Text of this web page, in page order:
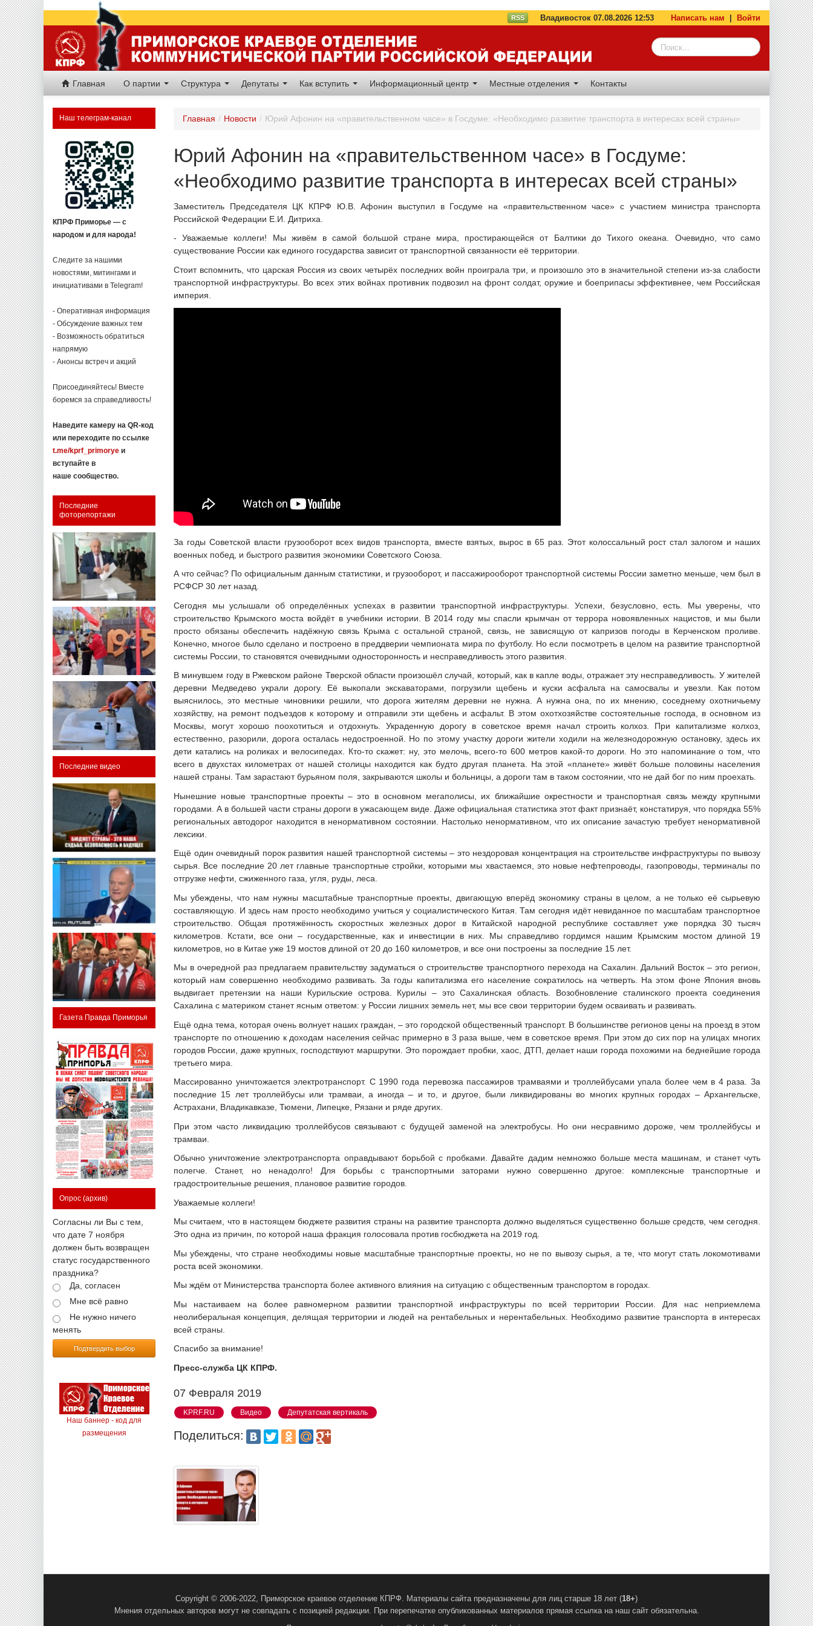
RSS Владивосток 07.08.2026 12:53 Написать нам Войти
Главная О партии Структура Депутаты Как вступить Информационный центр Местные отделения Контакты
Наш телеграм-канал
КПРФ Приморье — с
народом и для народа!
Следите за нашими
новостями, митингами и
инициативами в Telegram!
- Оперативная информация
- Обсуждение важных тем
- Возможность обратиться
напрямую
- Анонсы встреч и акций
Присоединяйтесь! Вместе
боремся за справедливость!
Наведите камеру на QR-код
или переходите по ссылке
t.me/kprf_primorye и
вступайте в
наше сообщество.
Последние
фоторепортажи
Последние видео
Газета Правда Приморья
Опрос (архив)
Согласны ли Вы с тем,
что дате 7 ноября
должен быть возвращен
статус государственного
праздника?
Да, согласен
Мне всё равно
Не нужно ничего
менять
Подтвердить выбор
Наш баннер - код для
размещения
Главная / Новости / Юрий Афонин на «правительственном часе» в Госдуме: «Необходимо развитие транспорта в интересах всей страны»
Юрий Афонин на «правительственном часе» в Госдуме:
«Необходимо развитие транспорта в интересах всей страны»
Заместитель Председателя ЦК КПРФ Ю.В. Афонин выступил в Госдуме на «правительственном часе» с участием министра транспорта
Российской Федерации Е.И. Дитриха.
- Уважаемые коллеги! Мы живём в самой большой стране мира, простирающейся от Балтики до Тихого океана. Очевидно, что само
существование России как единого государства зависит от транспортной связанности её территории.
Стоит вспомнить, что царская Россия из своих четырёх последних войн проиграла три, и произошло это в значительной степени из-за слабости
транспортной инфраструктуры. Во всех этих войнах противник подвозил на фронт солдат, оружие и боеприпасы эффективнее, чем Российская
империя.
За годы Советской власти грузооборот всех видов транспорта, вместе взятых, вырос в 65 раз. Этот колоссальный рост стал залогом и наших
военных побед, и быстрого развития экономики Советского Союза.
А что сейчас? По официальным данным статистики, и грузооборот, и пассажирооборот транспортной системы России заметно меньше, чем был в
РСФСР 30 лет назад.
Сегодня мы услышали об определённых успехах в развитии транспортной инфраструктуры. Успехи, безусловно, есть. Мы уверены, что
строительство Крымского моста войдёт в учебники истории. В 2014 году мы спасли крымчан от террора новоявленных нацистов, и мы были
просто обязаны обеспечить надёжную связь Крыма с остальной страной, связь, не зависящую от капризов погоды в Керченском проливе.
Конечно, многое было сделано и построено в преддверии чемпионата мира по футболу. Но если посмотреть в целом на развитие транспортной
системы России, то становятся очевидными односторонность и несправедливость этого развития.
В минувшем году в Ржевском районе Тверской области произошёл случай, который, как в капле воды, отражает эту несправедливость. У жителей
деревни Медведево украли дорогу. Её выкопали экскаваторами, погрузили щебень и куски асфальта на самосвалы и увезли. Как потом
выяснилось, это местные чиновники решили, что дорога жителям деревни не нужна. А нужна она, по их мнению, соседнему охотничьему
хозяйству, на ремонт подъездов к которому и отправили эти щебень и асфальт. В этом охотхозяйстве состоятельные господа, в основном из
Москвы, могут хорошо поохотиться и отдохнуть. Украденную дорогу в советское время начал строить колхоз. При капитализме колхоз,
естественно, разорили, дорога осталась недостроенной. Но по этому участку дороги жители ходили на железнодорожную остановку, здесь их
дети катались на роликах и велосипедах. Кто-то скажет: ну, это мелочь, всего-то 600 метров какой-то дороги. Но это напоминание о том, что
всего в двухстах километрах от нашей столицы находится как будто другая планета. На этой «планете» живёт больше половины населения
нашей страны. Там зарастают бурьяном поля, закрываются школы и больницы, а дороги там в таком состоянии, что не дай бог по ним проехать.
Нынешние новые транспортные проекты – это в основном мегаполисы, их ближайшие окрестности и транспортная связь между крупными
городами. А в большей части страны дороги в ужасающем виде. Даже официальная статистика этот факт признаёт, констатируя, что порядка 55%
региональных автодорог находится в ненормативном состоянии. Настолько ненормативном, что их описание зачастую требует ненормативной
лексики.
Ещё один очевидный порок развития нашей транспортной системы – это нездоровая концентрация на строительстве инфраструктуры по вывозу
сырья. Все последние 20 лет главные транспортные стройки, которыми мы хвастаемся, это новые нефтепроводы, газопроводы, терминалы по
отгрузке нефти, сжиженного газа, угля, руды, леса.
Мы убеждены, что нам нужны масштабные транспортные проекты, двигающую вперёд экономику страны в целом, а не только её сырьевую
составляющую. И здесь нам просто необходимо учиться у социалистического Китая. Там сегодня идёт невиданное по масштабам транспортное
строительство. Общая протяжённость скоростных железных дорог в Китайской народной республике составляет уже порядка 30 тысяч
километров. Кстати, все они – государственные, как и инвестиции в них. Мы справедливо гордимся нашим Крымским мостом длиной 19
километров, но в Китае уже 19 мостов длиной от 20 до 160 километров, и все они построены за последние 15 лет.
Мы в очередной раз предлагаем правительству задуматься о строительстве транспортного перехода на Сахалин. Дальний Восток – это регион,
который нам совершенно необходимо развивать. За годы капитализма его население сократилось на четверть. На этом фоне Япония вновь
выдвигает претензии на наши Курильские острова. Курилы – это Сахалинская область. Возобновление сталинского проекта соединения
Сахалина с материком станет ясным ответом: у России лишних земель нет, мы все свои территории будем осваивать и развивать.
Ещё одна тема, которая очень волнует наших граждан, – это городской общественный транспорт. В большинстве регионов цены на проезд в этом
транспорте по отношению к доходам населения сейчас примерно в 3 раза выше, чем в советское время. При этом до сих пор на улицах многих
городов России, даже крупных, господствуют маршрутки. Это порождает пробки, хаос, ДТП, делает наши города похожими на беднейшие города
третьего мира.
Массированно уничтожается электротранспорт. С 1990 года перевозка пассажиров трамваями и троллейбусами упала более чем в 4 раза. За
последние 15 лет троллейбусы или трамваи, а иногда – и то, и другое, были ликвидированы во многих крупных городах – Архангельске,
Астрахани, Владикавказе, Тюмени, Липецке, Рязани и ряде других.
При этом часто ликвидацию троллейбусов связывают с будущей заменой на электробусы. Но они несравнимо дороже, чем троллейбусы и
трамваи.
Обычно уничтожение электротранспорта оправдывают борьбой с пробками. Давайте дадим немножко больше места машинам, и станет чуть
полегче. Станет, но ненадолго! Для борьбы с транспортными заторами нужно совершенно другое: комплексные транспортные и
градостроительные решения, плановое развитие городов.
Уважаемые коллеги!
Мы считаем, что в настоящем бюджете развития страны на развитие транспорта должно выделяться существенно больше средств, чем сегодня.
Это одна из причин, по которой наша фракция голосовала против госбюджета на 2019 год.
Мы убеждены, что стране необходимы новые масштабные транспортные проекты, но не по вывозу сырья, а те, что могут стать локомотивами
роста всей экономики.
Мы ждём от Министерства транспорта более активного влияния на ситуацию с общественным транспортом в городах.
Мы настаиваем на более равномерном развитии транспортной инфраструктуры по всей территории России. Для нас неприемлема
неолиберальная концепция, делящая территории и людей на рентабельных и нерентабельных. Необходимо развитие транспорта в интересах
всей страны.
Спасибо за внимание!
Пресс-служба ЦК КПРФ.
07 Февраля 2019
KPRF.RU Видео Депутатская вертикаль
Поделиться:
Copyright © 2006-2022, Приморское краевое отделение КПРФ. Материалы сайта предназначены для лиц старше 18 лет (18+)
Мнения отдельных авторов могут не совпадать с позицией редакции. При перепечатке опубликованных материалов прямая ссылка на наш сайт обязательна.